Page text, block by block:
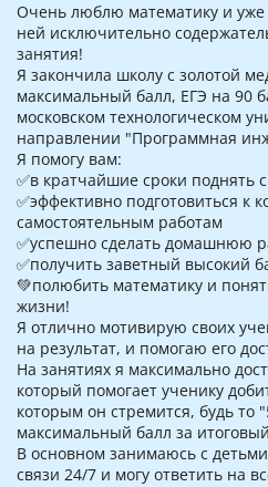
Очень люблю математику и уже
ней исключительно
занятия!
Я закончила школу с золотой
максимальный балл, ЕГЭ на 90
московском технологическом
направлении "Программная
‌Я помогу вам:
✅‌в кратчайшие сроки поднять
✅‌эффективно подготовиться к
самостоятельным работам
✅‌успешно сделать домашнюю
✅‌получить заветный высокий
💚‌полюбить математику и
жизни!
Я oтлично мoтивирую своих
на результат, и помогаю его
На занятиях я мaксимaльно
который помогает ученику
которым он стремится, будь то
максимальный балл за
В основном занимаюсь с
связи 24/7 и могу ответить на